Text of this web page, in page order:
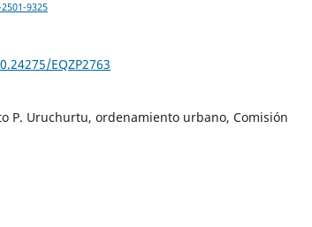
9325
EQZP2763
P. Uruchurtu, ordenamiento urbano, Comisión